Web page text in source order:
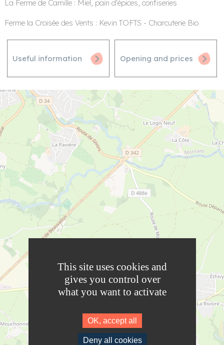
La Ferme de Camille : Miel, pain d'épices, confiseries
Ferme la Croisée des Vents : Kevin TOFTS - Charcuterie Bio
Useful information Opening and prices
This site uses cookies and
gives you control over
what you want to activate
OK, accept all
Deny all cookies